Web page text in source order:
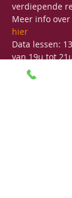
verdiepende
Meer info
hier
Data lessen:
van 19u tot
21u
Prijs: 120€